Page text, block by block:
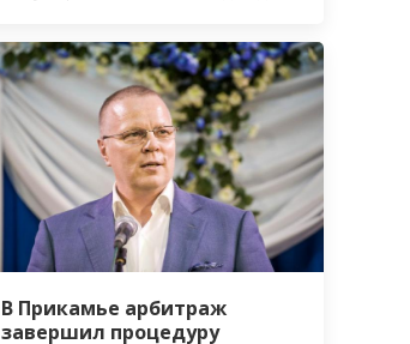
В Прикамье арбитраж
завершил процедуру